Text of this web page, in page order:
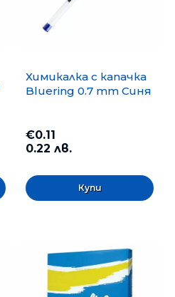
Химикалка с капачка
Bluering 0.7 mm Синя
€0.11
0.22 лв.